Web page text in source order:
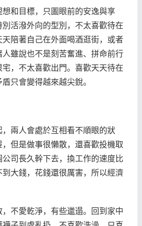
和目標，只圖眼前的安逸與享
活潑外向的型別，不太喜歡待在
陪著自己在外面喝酒逛街，或者
雖說也不是刻苦奮進、拼命前行
，不太喜歡出門。喜歡天天待在
只會變得越來越尖銳。
兩人會處於互相看不順眼的狀
但是做事很懶散，還喜歡投機取
司長久幹下去，換工作的速度比
大錢，花錢還很厲害，所以經濟
不愛乾淨，有些邋遢。回到家中